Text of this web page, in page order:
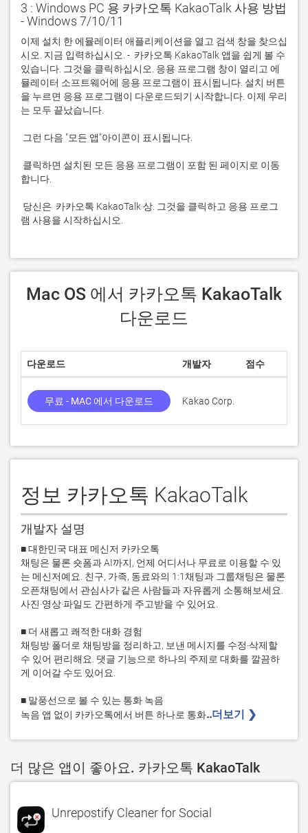
3 : Windows PC 용 카카오톡 KakaoTalk 사용 방법
- Windows 7/10/11
이제 설치 한 에뮬레이터 애플리케이션을 열고 검색 창을 찾으십
시오. 지금 입력하십시오. -  카카오톡 KakaoTalk 앱을 쉽게 볼 수
있습니다. 그것을 클릭하십시오. 응용 프로그램 창이 열리고 에
뮬레이터 소프트웨어에 응용 프로그램이 표시됩니다. 설치 버튼
을 누르면 응용 프로그램이 다운로드되기 시작합니다. 이제 우리
램 사용을 시작하십시오.
다운로드
다운로드 개발자 점수
무료 - MAC 에서 다운로드 Kakao Corp.
정보 카카오톡 KakaoTalk
개발자 설명
■ 대한민국 대표 메신저 카카오톡
채팅은 물론 숏폼과 AI까지, 언제 어디서나 무료로 이용할 수 있
는 메신저예요. 친구, 가족, 동료와의 1:1채팅과 그룹채팅은 물론
오픈채팅에서 관심사가 같은 사람들과 자유롭게 소통해보세요.
사진·영상·파일도 간편하게 주고받을 수 있어요.
■ 더 새롭고 쾌적한 대화 경험
채팅방 폴더로 채팅방을 정리하고, 보낸 메시지를 수정·삭제할
수 있어 편리해요. 댓글 기능으로 하나의 주제로 대화를 깔끔하
게 이어갈 수도 있어요.
■ 말풍선으로 볼 수 있는 통화 녹음
녹음 앱 없이 카카오톡에서 버튼 하나로 통화..더보기 ❯
더 많은 앱이 좋아요. 카카오톡 KakaoTalk
Unrepostify Cleaner for Social